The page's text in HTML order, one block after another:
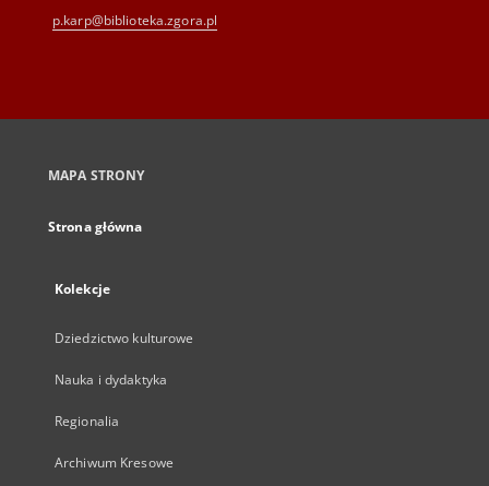
p.karp@biblioteka.zgora.pl
MAPA STRONY
Strona główna
Kolekcje
Dziedzictwo kulturowe
Nauka i dydaktyka
Regionalia
Archiwum Kresowe